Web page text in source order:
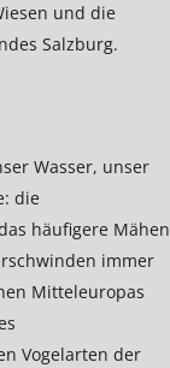
und die
Salzburg.
Wasser, unser
die
häufigere Mähen
immer
Mitteleuropas
Vogelarten der